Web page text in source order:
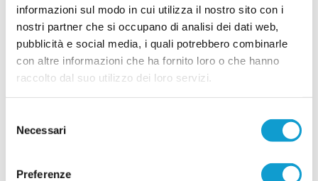
informazioni sul modo in cui utilizza il nostro sito con i
nostri partner che si occupano di analisi dei dati web,
pubblicità e social media, i quali potrebbero combinarle
con altre informazioni che ha fornito loro o che hanno
raccolto dal suo utilizzo dei loro servizi.
delNecessari
Preferenze
SETTEMPEDA. Buone indicazioni nel test
contro la Maceratese
Allenamento congiunto: Settempeda - Maceratese
Pepi, Uncini, Pagliari, Romagnoli, Bonifazi,
Pa...leggi
MACERATESE. Ufficiale il tesseramento di